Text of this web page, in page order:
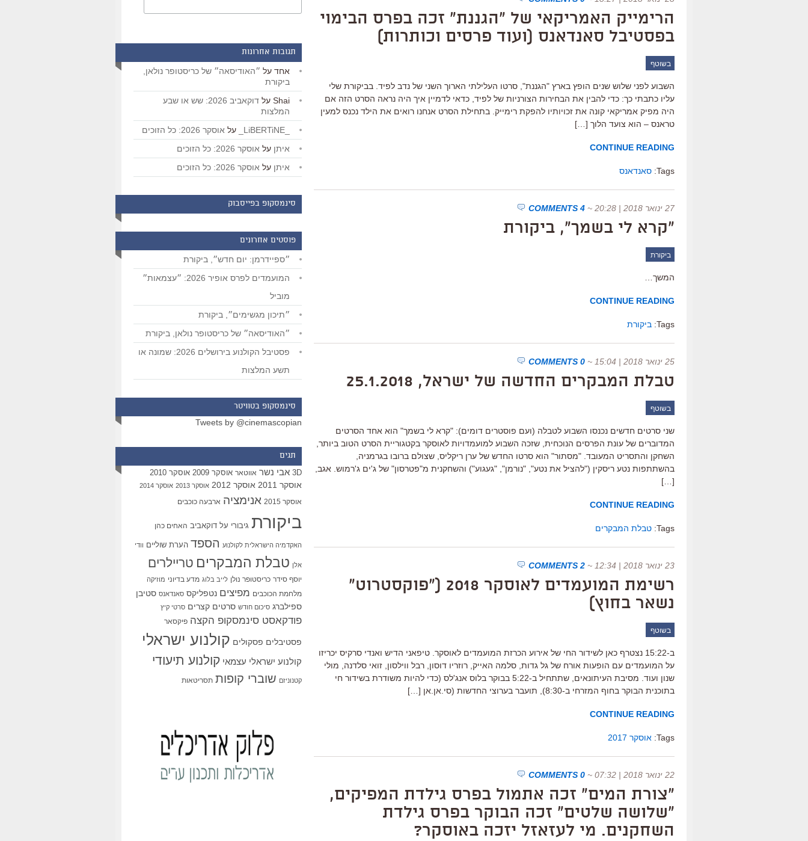
הרימייק האמריקאי של "הגננת" זכה בפרס הבימוי
בפסטיבל סאנדאנס (ועוד פרסים וכותרות)
בשוטף
השבוע לפני שלוש שנים הופץ בארץ "הגננת", סרטו העלילתי הארוך השני של נדב לפיד. בביקורת שלי
עליו כתבתי כך: כדי להבין את הבחירות הצורניות של לפיד, כדאי לדמיין איך היה נראה הסרט הזה אם
היה מפיק אמריקאי קונה את זכויותיו להפקת רימייק. בתחילת הסרט אנחנו רואים את הילד נכנס למעין
טראנס – הוא צועד הלוך […]
CONTINUE READING
Tags: סאנדאנס
27 ינואר 2018 | 20:28 ~
4 COMMENTS
"קרא לי בשמך", ביקורת
ביקורת
המשך…
CONTINUE READING
Tags: ביקורת
25 ינואר 2018 | 15:04 ~
0 COMMENTS
טבלת המבקרים החדשה של ישראל, 25.1.2018
בשוטף
שני סרטים חדשים נכנסו השבוע לטבלה (ועם פוסטרים דומים): "קרא לי בשמך" הוא אחד הסרטים
המדוברים של עונת הפרסים הנוכחית, שזכה השבוע למועמדויות לאוסקר בקטגוריית הסרט הטוב ביותר,
השחקן והתסריט המעובד. "מסתור" הוא סרטו החדש של ערן ריקליס, שצולם ברובו בגרמניה,
בהשתתפות נטע ריסקין ("להציל את נטע", "נורמן", "געגוע") והשחקנית מ"פטרסון" של ג'ים ג'רמוש. אגב,
[…]
CONTINUE READING
Tags: טבלת המבקרים
23 ינואר 2018 | 12:34 ~
2 COMMENTS
רשימת המועמדים לאוסקר 2018 ("פוקסטרוט"
נשאר בחוץ)
בשוטף
ב-15:22 נצטרף כאן לשידור החי של אירוע הכרזת המועמדים לאוסקר. טיפאני הדיש ואנדי סרקיס יכריזו
על המועמדים עם הופעות אורח של גל גדות, סלמה האייק, רוזריו דוסון, רבל ווילסון, זואי סלדנה, מולי
שנון ועוד. מסיבת העיתונאים, שתתחיל ב-5:22 בבוקר בלוס אנג'לס (כדי להיות משודרת בשידור חי
בתוכנית הבוקר בחוף המזרחי ב-8:30), תועבר בערוצי החדשות (סי.אן.אן […]
CONTINUE READING
Tags: אוסקר 2017
22 ינואר 2018 | 07:32 ~
0 COMMENTS
"צורת המים" זכה אתמול בפרס גילדת המפיקים,
"שלושה שלטים" זכה הבוקר בפרס גילדת
השחקנים. מי לעזאזל יזכה באוסקר?
תגובות אחרונות
אחד על ״האודיסאה״ של כריסטופר נולאן,
ביקורת
Shai על
דוקאביב 2026: שש או שבע
המלצות
על אוסקר 2026: כל הזוכים
איתן על אוסקר 2026: כל הזוכים
איתן על אוסקר 2026: כל הזוכים
סינמסקופ בפייסבוק
פוסטים אחרונים
״ספיידרמן: יום חדש״, ביקורת
המועמדים לפרס אופיר 2026: ״עצמאות״
מוביל
״תיכון מגשימים״, ביקורת
״האודיסאה״ של כריסטופר נולאן, ביקורת
פסטיבל הקולנוע בירושלים 2026: שמונה או
תשע המלצות
סינמסקופ בטוויטר
Tweets by @cinemascopian
תגים
3D אבי נשר אווטאר אוסקר 2009 אוסקר 2010
אוסקר 2011 אוסקר 2012 אוסקר 2013 אוסקר 2014
אוסקר 2015 אנימציה ארבעה כוכבים
ביקורת גיבורי על דוקאביב האחים כהן
האקדמיה הישראלית לקולנוע הספד הערת שוליים וודי
אלן טבלת המבקרים טריילרים
יוסף סידר כריסטופר נולן לייב בלוג מדע בדיוני מוזיקה
מלחמת הכוכבים מפיצים נטפליקס סאנדאנס סטיבן
ספילברג סיכום חודש סרטים קצרים סרטי קיץ
פודקאסט סינמסקופ הקצה פיקסאר
פסטיבלים פסקולים קולנוע ישראלי
קולנוע ישראלי עצמאי קולנוע תיעודי
קטנוניזם שוברי קופות תסריטאות